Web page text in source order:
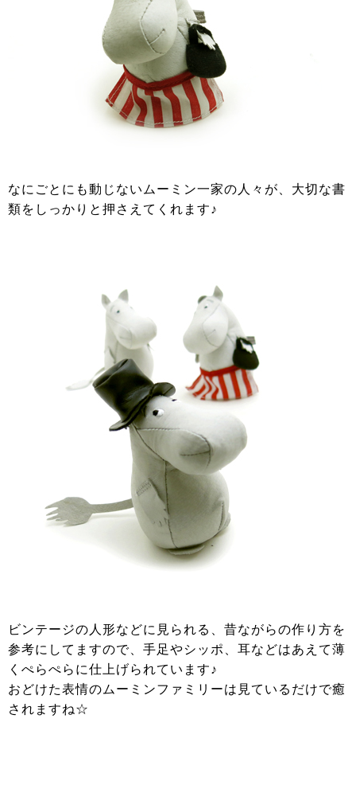
なにごとにも動じないムーミン一家の人々が、大切な書
類をしっかりと押さえてくれます♪
ビンテージの人形などに見られる、昔ながらの作り方を
参考にしてますので、手足やシッポ、耳などはあえて薄
くぺらぺらに仕上げられています♪
おどけた表情のムーミンファミリーは見ているだけで癒
されますね☆